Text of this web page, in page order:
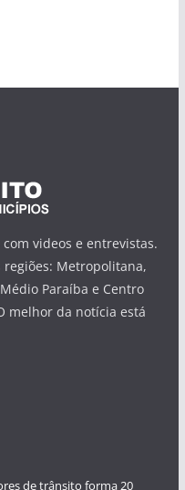
videos e entrevistas.
Metropolitana,
Paraíba e Centro
melhor da notícia está
de trânsito forma 20